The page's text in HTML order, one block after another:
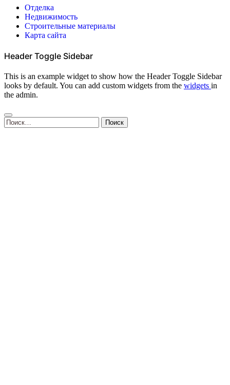
Отделка
Недвижимость
Строительные материалы
Карта сайта
Header Toggle Sidebar
This is an example widget to show how the Header Toggle Sidebar
looks by default. You can add custom widgets from the widgets in
the admin.
Найти: